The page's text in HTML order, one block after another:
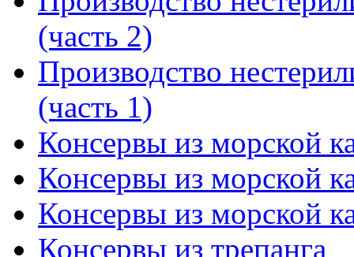
(часть 2)
Производство
(часть 1)
Консервы из морской
Консервы из морской
Консервы из морской
Консервы из трепанга